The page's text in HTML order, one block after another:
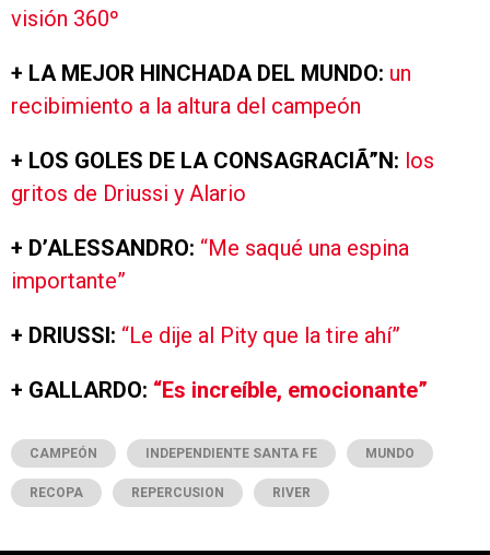
visión 360º
+ LA MEJOR HINCHADA DEL MUNDO: un
recibimiento a la altura del campeón
+ LOS GOLES DE LA CONSAGRACIÃ”N: los
gritos de Driussi y Alario
+ D’ALESSANDRO: “Me saqué una espina
importante”
+ DRIUSSI: “Le dije al Pity que la tire ahí”
+ GALLARDO: “Es increíble, emocionante”
CAMPEÓN INDEPENDIENTE SANTA FE MUNDO
RECOPA REPERCUSION RIVER